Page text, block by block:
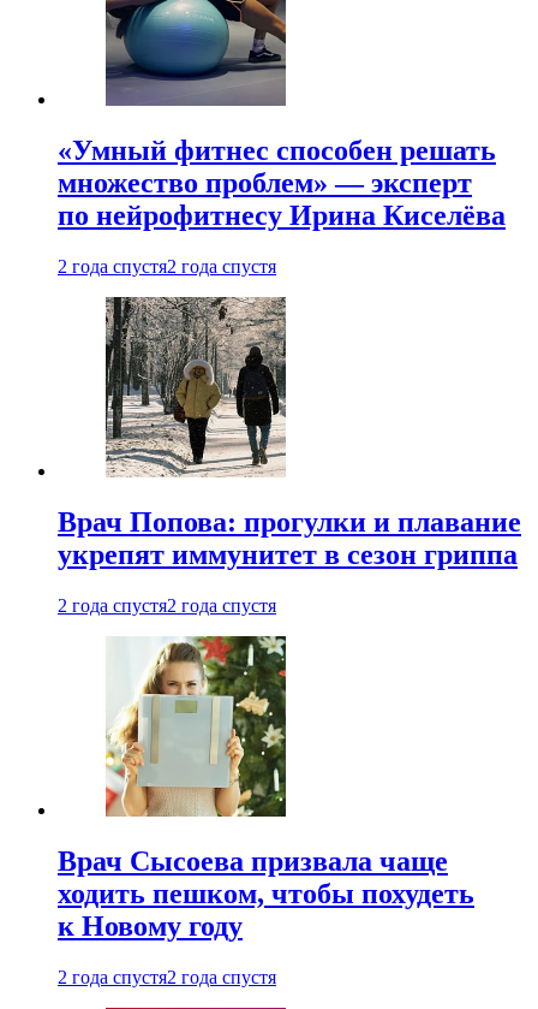
«Умный фитнес способен решать
множество проблем» — эксперт
по нейрофитнесу Ирина Киселёва
2 года спустя2 года спустя
Врач Попова: прогулки и плавание
укрепят иммунитет в сезон гриппа
2 года спустя2 года спустя
Врач Сысоева призвала чаще
ходить пешком, чтобы похудеть
к Новому году
2 года спустя2 года спустя